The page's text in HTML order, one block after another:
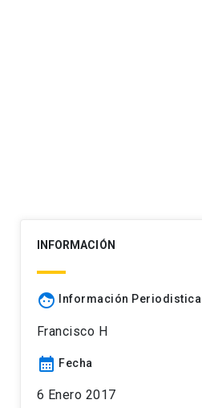
INFORMACIÓN
face Información Periodistica
Francisco H
calendar_month Fecha
6 Enero 2017